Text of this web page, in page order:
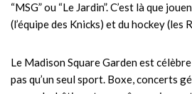
“MSG” ou “Le Jardin”. C’est là que
(l’équipe des Knicks) et du hockey (les
Le Madison Square Garden est célèbre
pas qu’un seul sport. Boxe, concerts